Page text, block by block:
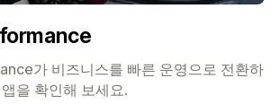
가 비즈니스를 빠른 운영으로 전환하
을 확인해 보세요.